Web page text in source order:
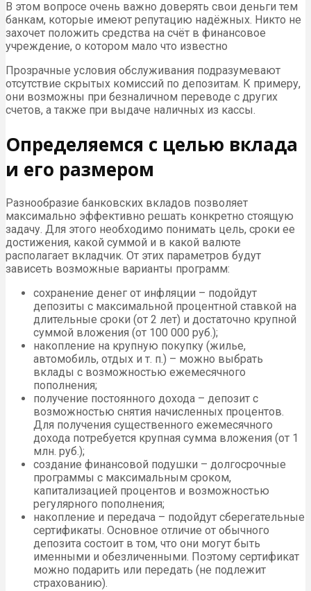
В этом вопросе очень важно доверять свои деньги тем
банкам, которые имеют репутацию надёжных. Никто не
захочет положить средства на счёт в финансовое
учреждение, о котором мало что известно
Прозрачные условия обслуживания подразумевают
отсутствие скрытых комиссий по депозитам. К примеру,
они возможны при безналичном переводе с других
счетов, а также при выдаче наличных из кассы.
Определяемся с целью вклада
и его размером
Разнообразие банковских вкладов позволяет
максимально эффективно решать конкретно стоящую
задачу. Для этого необходимо понимать цель, сроки ее
достижения, какой суммой и в какой валюте
располагает вкладчик. От этих параметров будут
зависеть возможные варианты программ:
сохранение денег от инфляции – подойдут
депозиты с максимальной процентной ставкой на
длительные сроки (от 2 лет) и достаточно крупной
суммой вложения (от 100 000 руб.);
накопление на крупную покупку (жилье,
автомобиль, отдых и т. п.) – можно выбрать
вклады с возможностью ежемесячного
пополнения;
получение постоянного дохода – депозит с
возможностью снятия начисленных процентов.
Для получения существенного ежемесячного
дохода потребуется крупная сумма вложения (от 1
млн. руб.);
создание финансовой подушки – долгосрочные
программы с максимальным сроком,
капитализацией процентов и возможностью
регулярного пополнения;
накопление и передача – подойдут сберегательные
сертификаты. Основное отличие от обычного
депозита состоит в том, что они могут быть
именными и обезличенными. Поэтому сертификат
можно подарить или передать (не подлежит
страхованию).